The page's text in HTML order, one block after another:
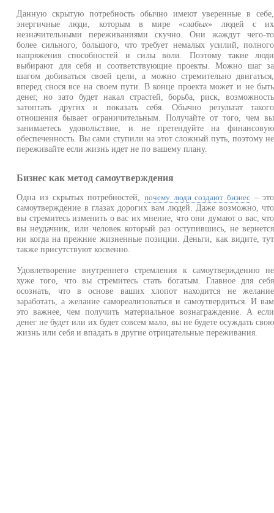
Данную скрытую потребность обычно имеют уверенные в себе,
энергичные люди, которым в мире «слабых» людей с их
незначительными переживаниями скучно. Они жаждут чего-то
более сильного, большого, что требует немалых усилий, полного
напряжения способностей и силы воли. Поэтому такие люди
выбирают для себя и соответствующие проекты. Можно шаг за
шагом добиваться своей цели, а можно стремительно двигаться,
вперед снося все на своем пути. В конце проекта может и не быть
денег, но зато будет накал страстей, борьба, риск, возможность
затоптать других и показать себя. Обычно результат такого
отношения бывает ограничительным. Получайте от того, чем вы
занимаетесь удовольствие, и не претендуйте на финансовую
обеспеченность. Вы сами ступили на этот сложный путь, поэтому не
переживайте если жизнь идет не по вашему плану.
Бизнес как метод самоутверждения
Одна из скрытых потребностей, почему люди создают бизнес– это
самоутверждение в глазах дорогих вам людей. Даже возможно, что
вы стремитесь изменить о вас их мнение, что они думают о вас, что
вы неудачник, или человек который раз оступившись, не вернется
ни когда на прежние жизненные позиции. Деньги, как видите, тут
также присутствуют косвенно.
Удовлетворение внутреннего стремления к самоутверждению не
хуже того, что вы стремитесь стать богатым. Главное для себя
осознать, что в основе ваших хлопот находится не желание
заработать, а желание самореализоваться и самоутвердиться. И вам
это важнее, чем получить материальное вознаграждение. А если
денег не будет или их будет совсем мало, вы не будете осуждать свою
жизнь или себя и впадать в другие отрицательные переживания.